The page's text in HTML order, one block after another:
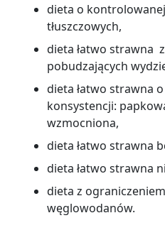
dieta o
tłuszczowych,
dieta łatwo strawna
pobudzających
dieta łatwo strawna
konsystencji:
wzmocniona,
dieta łatwo strawna
dieta łatwo strawna
dieta z
węglowodanów.